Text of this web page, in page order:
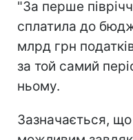
"За перше
сплатила до
млрд грн
за той самий
ньому.
Зазначається,